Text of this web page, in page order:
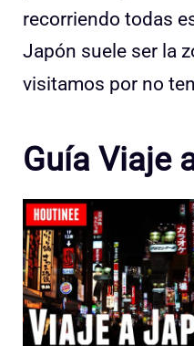
recorriendo todas
Japón suele ser la
visitamos por no
Guía Viaje